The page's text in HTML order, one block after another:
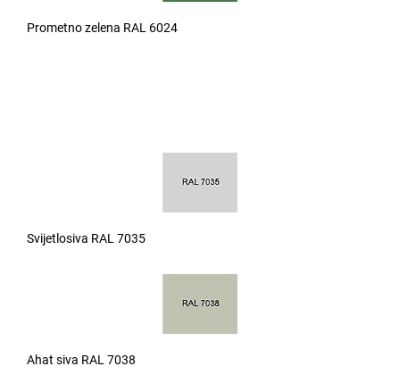
Prometno zelena RAL 6024
Svijetlosiva RAL 7035
Ahat siva RAL 7038